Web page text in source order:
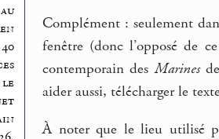
le
Complément : seulement
fenêtre (donc l’opposé de
contemporain desMarines
aider aussi, télécharger le
À noter que le lieu utilisé